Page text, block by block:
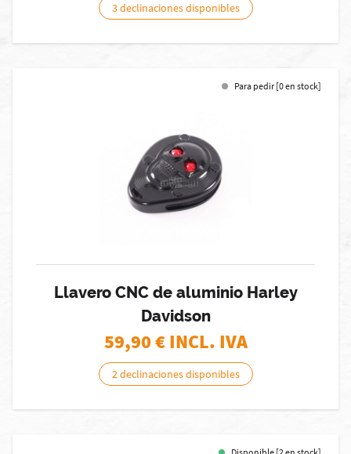
3 declinaciones disponibles
Para pedir [0 en stock]
Llavero CNC de aluminio Harley
Davidson
59,90€ INCL. IVA
2 declinaciones disponibles